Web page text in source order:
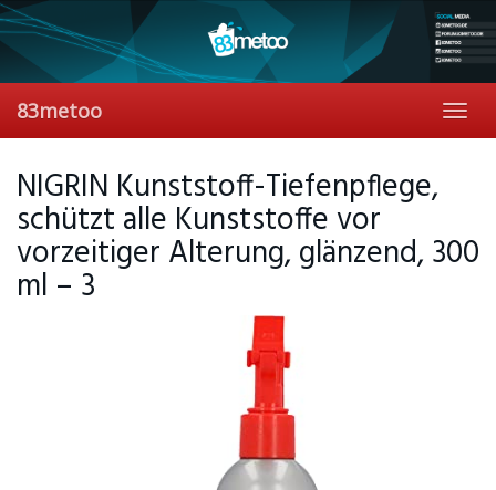
Skip
to
content
83metoo
NIGRIN Kunststoff-Tiefenpflege,
schützt alle Kunststoffe vor
vorzeitiger Alterung, glänzend, 300
ml – 3